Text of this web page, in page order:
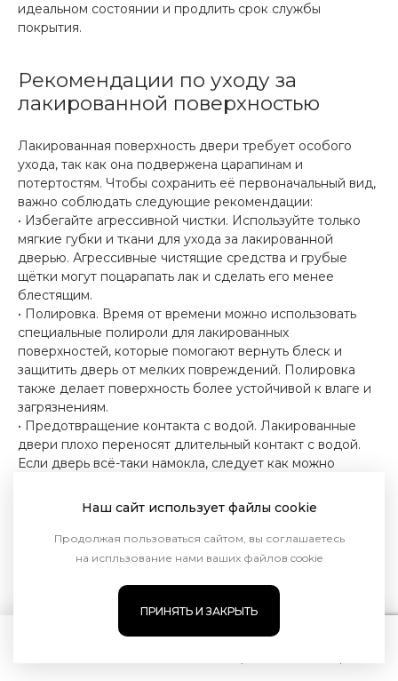
идеальном состоянии и продлить срок службы
покрытия.
Рекомендации по уходу за
лакированной поверхностью
Лакированная поверхность двери требует особого
ухода, так как она подвержена царапинам и
потертостям. Чтобы сохранить её первоначальный вид,
важно соблюдать следующие рекомендации:
• Избегайте агрессивной чистки. Используйте только
мягкие губки и ткани для ухода за лакированной
дверью. Агрессивные чистящие средства и грубые
щётки могут поцарапать лак и сделать его менее
блестящим.
• Полировка. Время от времени можно использовать
специальные полироли для лакированных
поверхностей, которые помогают вернуть блеск и
защитить дверь от мелких повреждений. Полировка
также делает поверхность более устойчивой к влаге и
загрязнениям.
• Предотвращение контакта с водой. Лакированные
двери плохо переносят длительный контакт с водой.
Если дверь всё-таки намокла, следует как можно
образования пятен и повреждений лака.
Правильный уход за лакированной поверхностью
поможет сохранить её блеск и защитные свойства на
долгие годы, делая дверь красивой и надёжной частью
Как предотвратить появление
Наш сайт использует файлы cookie
Продолжая пользоваться сайтом, вы соглашаетесь
на испльзование нами ваших файлов cookie
ПРИНЯТЬ И ЗАКРЫТЬ